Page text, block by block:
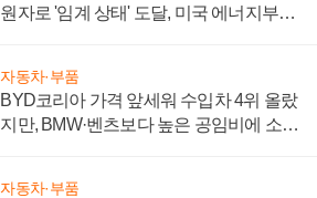
원자로 '임계 상태' 도달, 미국 에너지부
자동차·부품
BYD코리아 가격 앞세워 수입차 4위 올랐
지만, BMW·벤츠보다 높은 공임비에 소비
자동차·부품